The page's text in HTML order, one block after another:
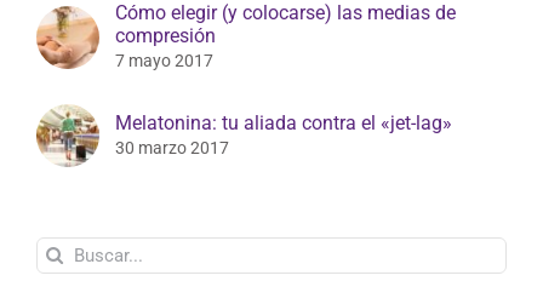
Cómo elegir (y colocarse) las medias de
compresión
7 mayo 2017
Melatonina: tu aliada contra el «jet-lag»
30 marzo 2017
Buscar: